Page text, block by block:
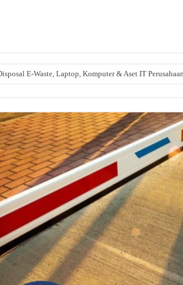
E-Waste, Laptop, Komputer & Aset IT